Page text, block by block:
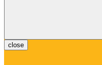
close